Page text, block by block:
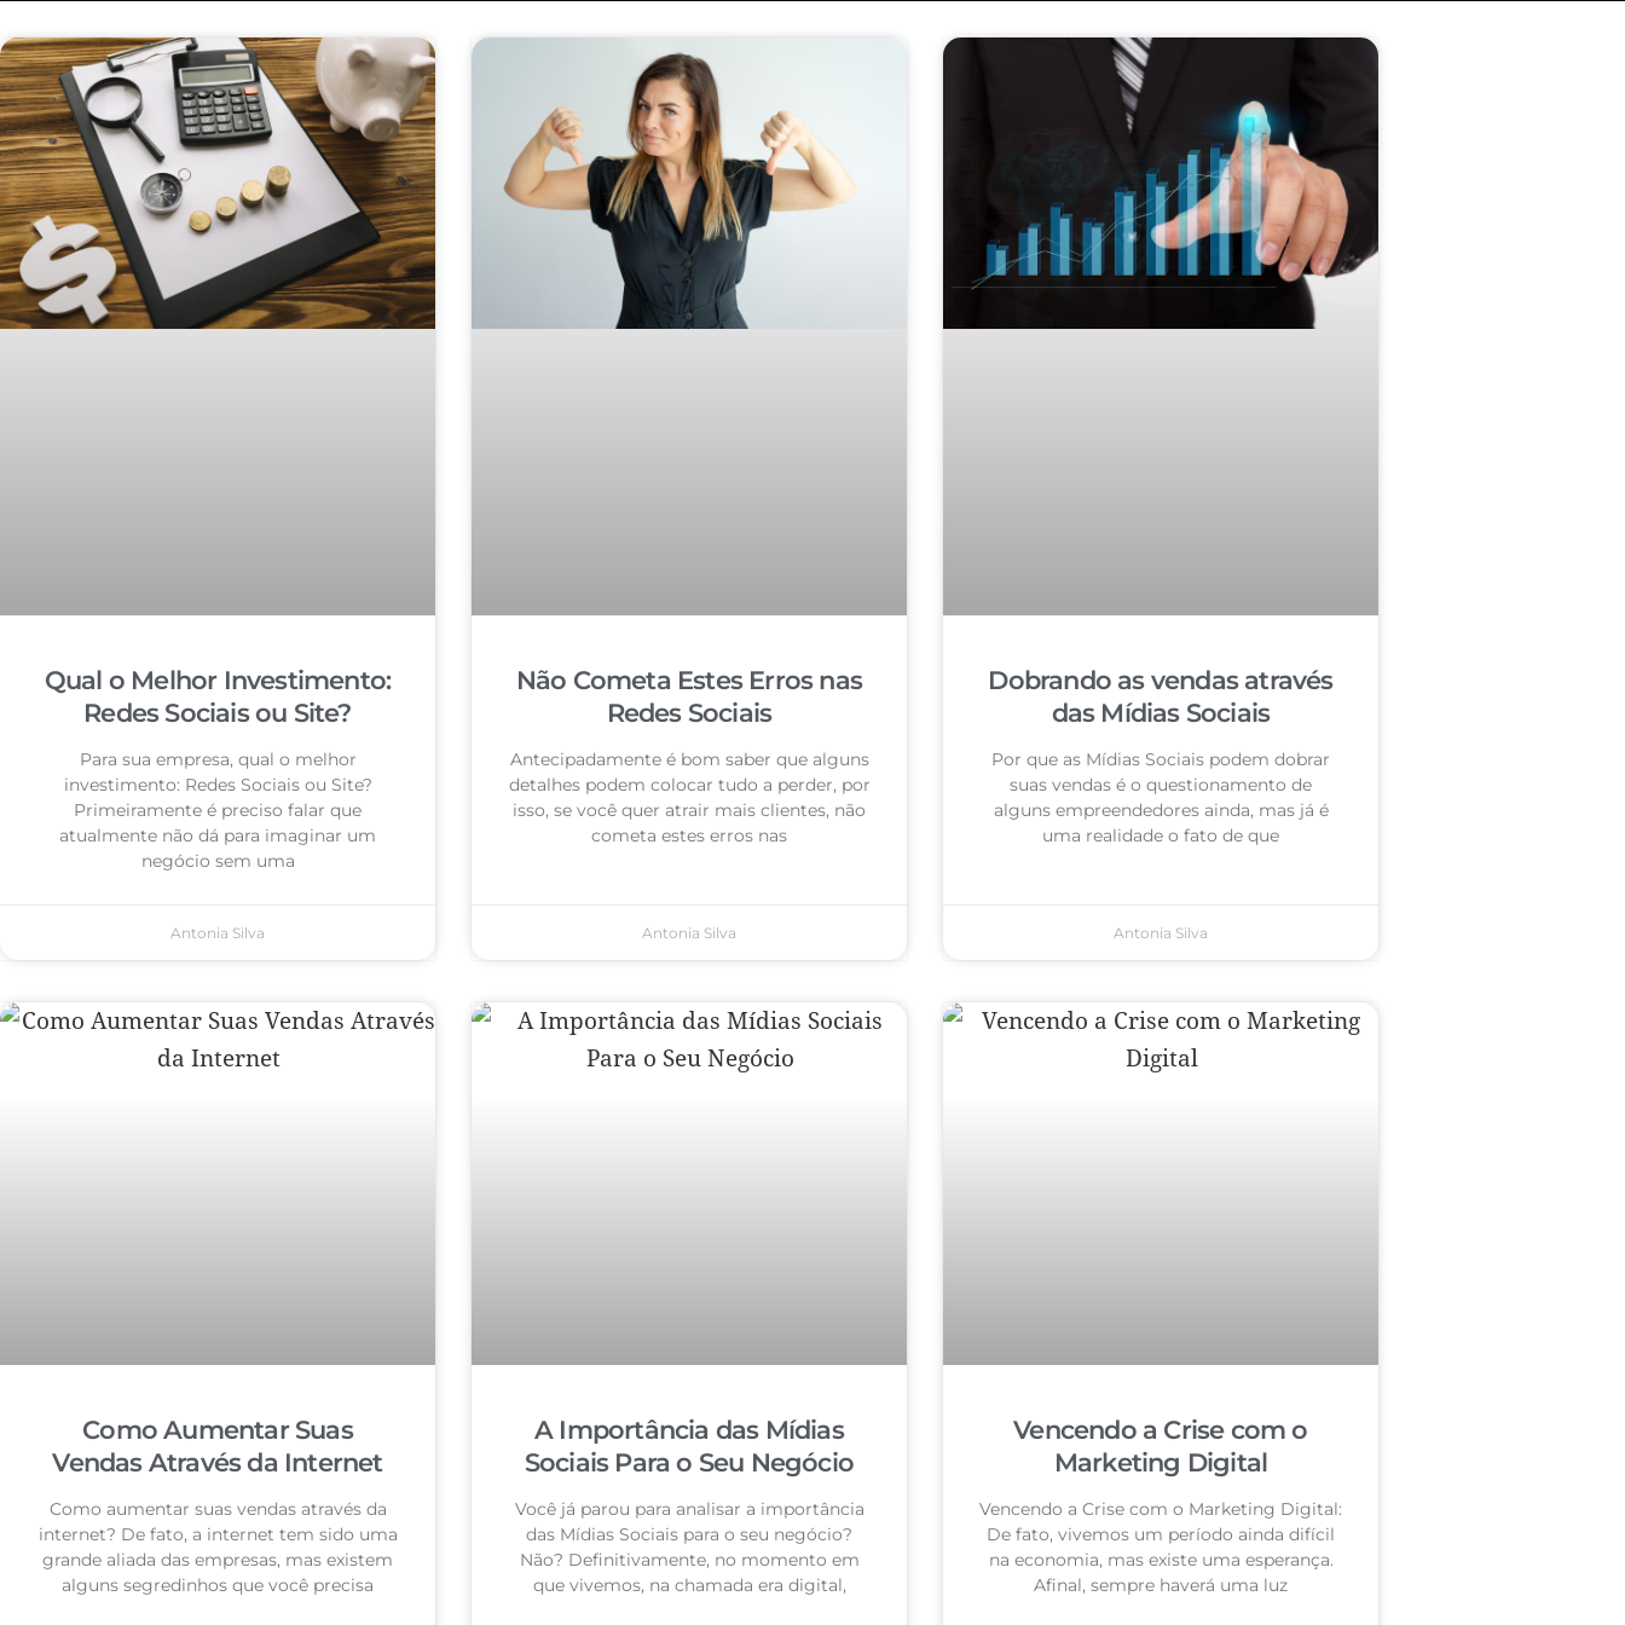
Qual o Melhor Investimento:
Redes Sociais ou Site?
Para sua empresa, qual o melhor
investimento: Redes Sociais ou Site?
Primeiramente é preciso falar que
atualmente não dá para imaginar um
negócio sem uma
Antonia Silva
Não Cometa Estes Erros nas
Redes Sociais
Antecipadamente é bom saber que alguns
detalhes podem colocar tudo a perder, por
isso, se você quer atrair mais clientes, não
cometa estes erros nas
Antonia Silva
Dobrando as vendas através
das Mídias Sociais
Por que as Mídias Sociais podem dobrar
suas vendas é o questionamento de
alguns empreendedores ainda, mas já é
uma realidade o fato de que
Antonia Silva
Como Aumentar Suas
Vendas Através da Internet
Como aumentar suas vendas através da
internet? De fato, a internet tem sido uma
grande aliada das empresas, mas existem
alguns segredinhos que você precisa
A Importância das Mídias
Sociais Para o Seu Negócio
Você já parou para analisar a importância
das Mídias Sociais para o seu negócio?
Não? Definitivamente, no momento em
que vivemos, na chamada era digital,
Vencendo a Crise com o
Marketing Digital
Vencendo a Crise com o Marketing Digital:
De fato, vivemos um período ainda difícil
na economia, mas existe uma esperança.
Afinal, sempre haverá uma luz